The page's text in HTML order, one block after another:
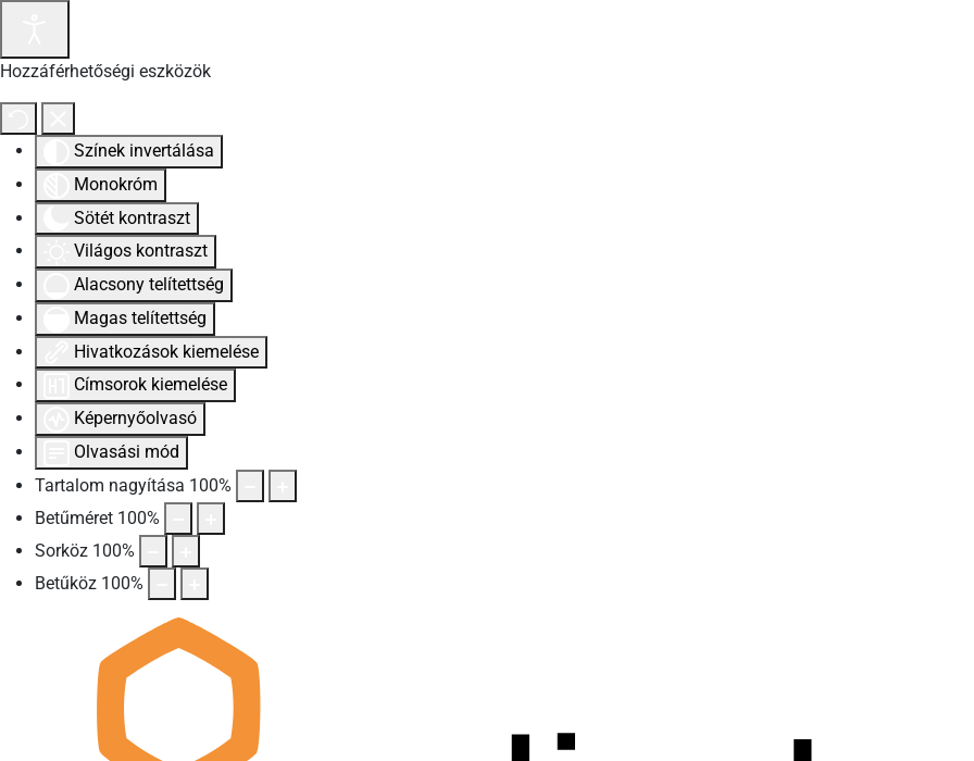
Hozzáférhetőségi eszközök
Színek invertálása
Monokróm
Sötét kontraszt
Világos kontraszt
Alacsony telítettség
Magas telítettség
Hivatkozások kiemelése
Címsorok kiemelése
Képernyőolvasó
Olvasási mód
Tartalom nagyítása 100%
Betűméret 100%
Sorköz 100%
Betűköz 100%